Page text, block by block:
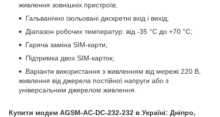
живлення зовнішніх пристроїв;
Гальванічно ізольовані дискретні вхід і вихід;
Діапазон робочих температур: від -35 °C до +70 °C;
Гаряча заміна SIM-карти;
Підтримка двох SIM-карток;
Варіанти використання з живленням від мережі 220 В,
живлення від джерела постійної напруги або з
універсальним джерелом живлення.
Купити модем AGSM-AC-DC-232-232 в Україні: Дніпро,